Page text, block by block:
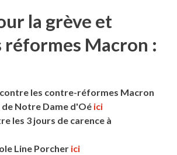
la grève et
réformes Macron :
les contre-réformes Macron
Notre Dame d'Oé ici
les 3 jours de carence à
Line Porcher ici